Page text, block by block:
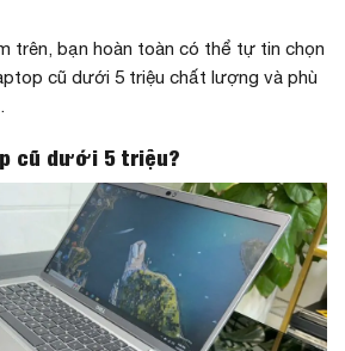
trên, bạn hoàn toàn có thể tự tin chọn
cũ dưới 5 triệu chất lượng và phù
cũ dưới 5 triệu?